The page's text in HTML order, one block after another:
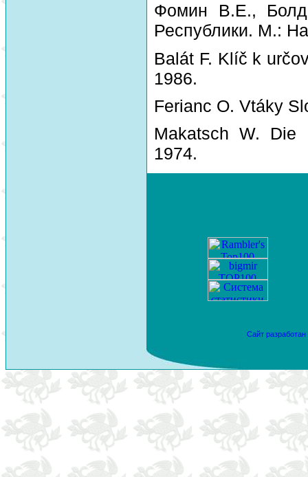
Фомин В.Е., Болд
Республики. М.:
Balát F. Klíč k
1986.
Ferianc O. Vtáky
Makatsch W. Die
1974.
Сайт